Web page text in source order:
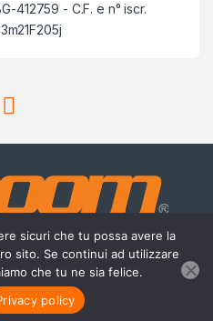
412759 - C.F. e n° iscr.
Whatsapp
sicuri che tu possa avere la
sito. Se continui ad utilizzare
che tu ne sia felice.
policy